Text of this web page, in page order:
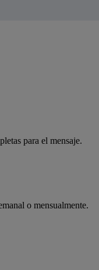
para el mensaje.
o mensualmente.